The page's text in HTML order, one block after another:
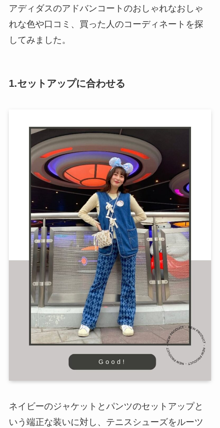
アディダスのアドバンコートのおしゃれなおしゃ
れな色や口コミ、買った人のコーディネートを探
してみました。
1.セットアップに合わせる
ネイビーのジャケットとパンツのセットアップと
いう端正な装いに対し、テニスシューズをルーツ